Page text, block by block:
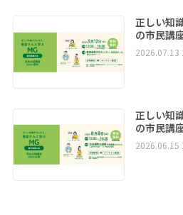
正しい知
の市民講
2026.07.13
正しい知
の市民講
2026.06.15